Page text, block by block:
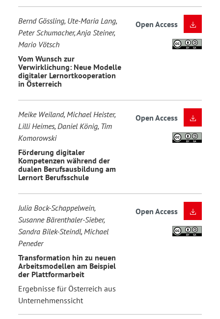
Bernd Gössling, Ute-Maria Lang,
Peter Schumacher, Anja Steiner,
Mario Vötsch
Vom Wunsch zur
Verwirklichung: Neue Modelle
digitaler Lernortkooperation
in Österreich
Open Access
Meike Weiland, Michael Heister,
Lilli Heimes, Daniel König, Tim
Komorowski
Förderung digitaler
Kompetenzen während der
dualen Berufsausbildung am
Lernort Berufsschule
Open Access
Julia Bock-Schappelwein,
Susanne Bärenthaler-Sieber,
Sandra Bilek-Steindl, Michael
Peneder
Transformation hin zu neuen
Arbeitsmodellen am Beispiel
der Plattformarbeit
Ergebnisse für Österreich aus
Unternehmenssicht
Open Access